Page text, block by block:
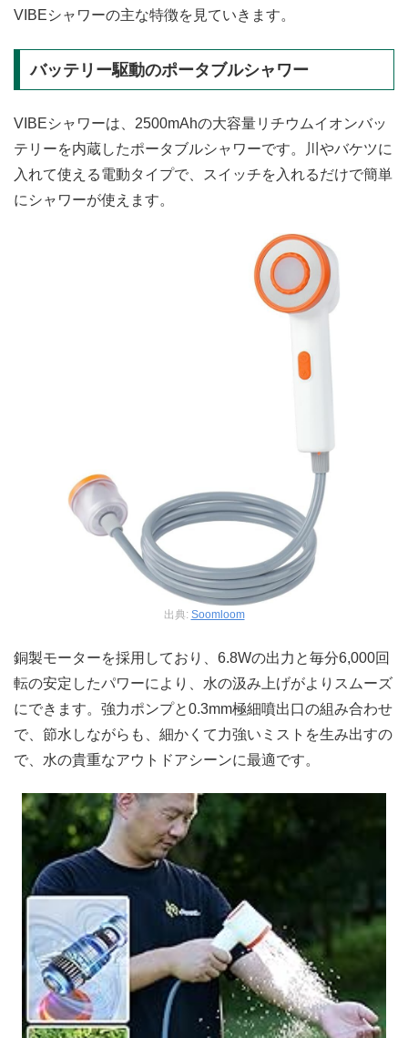
VIBEシャワーの主な特徴を見ていきます。
バッテリー駆動のポータブルシャワー
VIBEシャワーは、2500mAhの大容量リチウムイオンバッ
テリーを内蔵したポータブルシャワーです。川やバケツに
入れて使える電動タイプで、スイッチを入れるだけで簡単
にシャワーが使えます。
出典: Soomloom
銅製モーターを採用しており、6.8Wの出力と毎分6,000回
転の安定したパワーにより、水の汲み上げがよりスムーズ
にできます。強力ポンプと0.3mm極細噴出口の組み合わせ
で、節水しながらも、細かくて力強いミストを生み出すの
で、水の貴重なアウトドアシーンに最適です。